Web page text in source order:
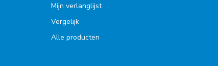
Mijn verlanglijst
Vergelijk
Alle producten